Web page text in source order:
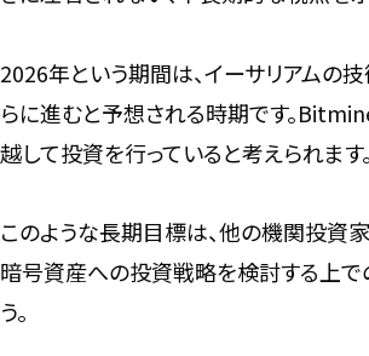
2026年という期間は、イーサリアムの
らに進むと予想される時期です。
越して投資を行っていると考えられます。
このような長期目標は、他の機関投資家
暗号資産への投資戦略を検討する上で
う。